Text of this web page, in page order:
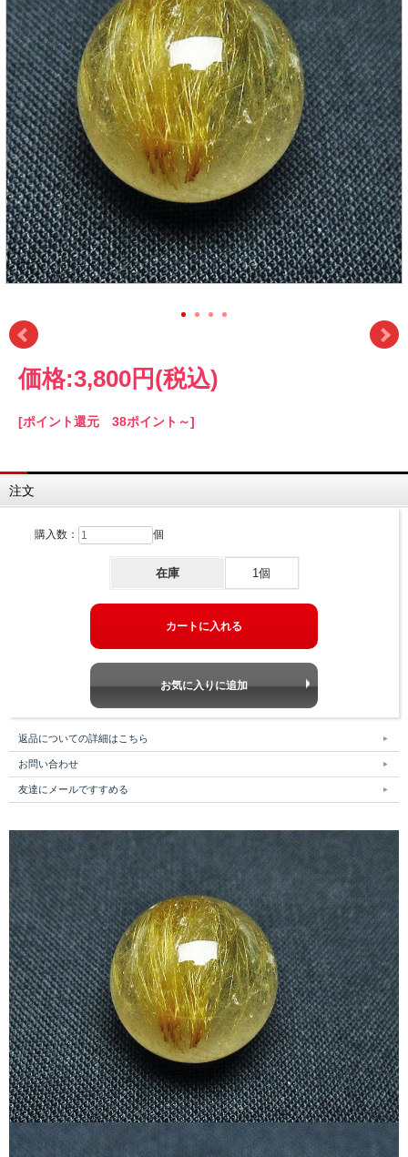
価格:3,800円 (税込)
[ポイント還元 38ポイント～]
注文
購入数： 個
在庫 1個
返品についての詳細はこちら
お問い合わせ
友達にメールですすめる